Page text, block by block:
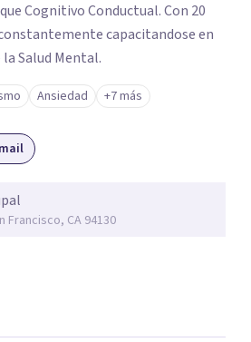
Cognitivo Conductual. Con 20
capacitandose en
Salud Mental.
Ansiedad +7 más
Francisco, CA 94130